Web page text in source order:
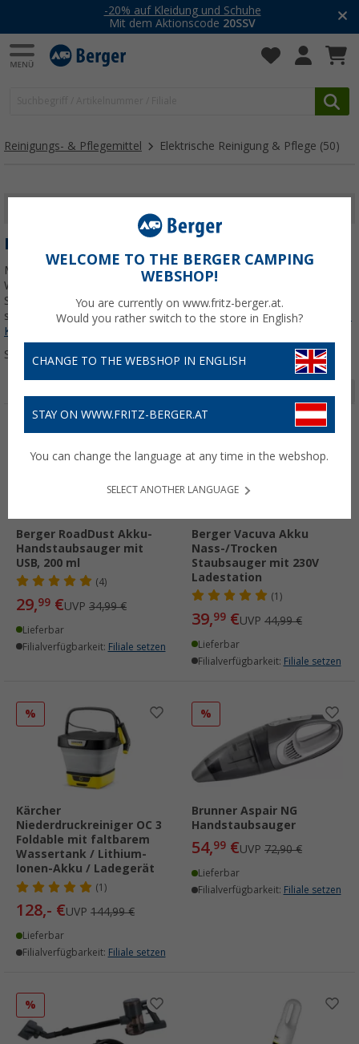
-20% auf Kleidung und Schuhe
Mit dem Aktionscode 20SSV
Reinigungs- & Pflegemittel Elektrische Reinigung & Pflege (50)
ELEKTRISCHE REINIGUNG & PFLEGE
Mit unseren elektrischen Reinigungsgeräten wird die Pflege deines
Wohnwagens oder Wohnmobils deutlich einfacher. Hand- und
Stielsauger, Akku-Poliermaschinen, Eiskratzer oder Sterilisatoren
sorgen für schnelle, gründliche Ergebnisse –Jetzt mehr über unsere
Kategorie
Sortieren:
%
Berger RoadDust Akku-
Handstaubsauger mit
USB, 200 ml
(4)
29,99 €UVP 34,99 €
Lieferbar
Filialverfügbarkeit: Filiale setzen
%
Berger Vacuva Akku
Nass-/Trocken
Staubsauger mit 230V
Ladestation
(1)
39,99 €UVP 44,99 €
Lieferbar
Filialverfügbarkeit: Filiale setzen
%
Kärcher
Niederdruckreiniger OC 3
Foldable mit faltbarem
Wassertank / Lithium-
Ionen-Akku / Ladegerät
(1)
128,- €UVP 144,99 €
Lieferbar
Filialverfügbarkeit: Filiale setzen
%
Brunner Aspair NG
Handstaubsauger
54,99 €UVP 72,90 €
Lieferbar
Filialverfügbarkeit: Filiale setzen
%
WELCOME TO THE BERGER CAMPING
WEBSHOP!
You are currently on www.fritz-berger.at.
Would you rather switch to the store in English?
CHANGE TO THE WEBSHOP IN ENGLISH
STAY ON WWW.FRITZ-BERGER.AT
You can change the language at any time in the webshop.
SELECT ANOTHER LANGUAGE